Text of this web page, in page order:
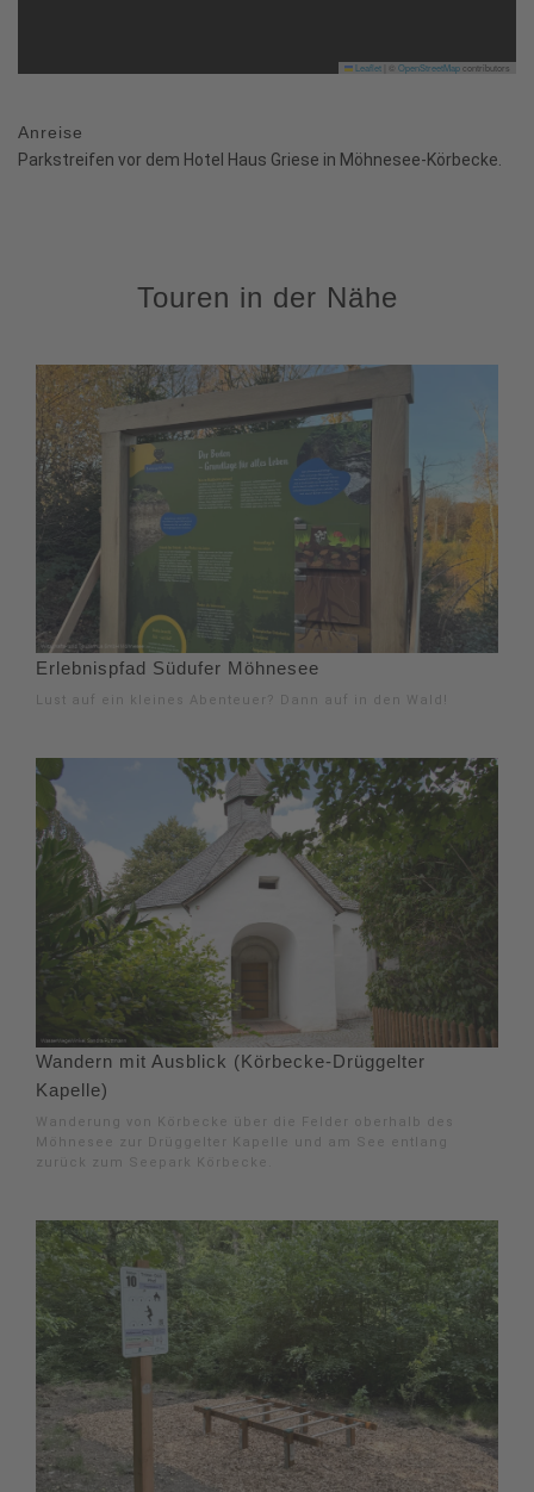
Leaflet OpenStreetMapcontributors
Anreise
Parkstreifen vor dem Hotel Haus Griese in Möhnesee-Körbecke.
Touren in der Nähe
Erlebnispfad Südufer Möhnesee
Lust auf ein kleines Abenteuer? Dann auf in den Wald!
Wandern mit Ausblick (Körbecke-Drüggelter
Kapelle)
Wanderung von Körbecke über die Felder oberhalb des
Möhnesee zur Drüggelter Kapelle und am See entlang
zurück zum Seepark Körbecke.